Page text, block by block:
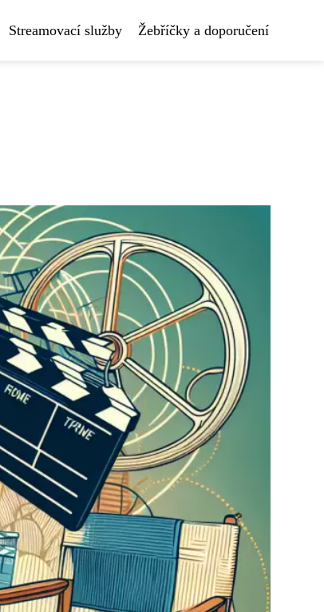
Streamovací služby Žebříčky a doporučení